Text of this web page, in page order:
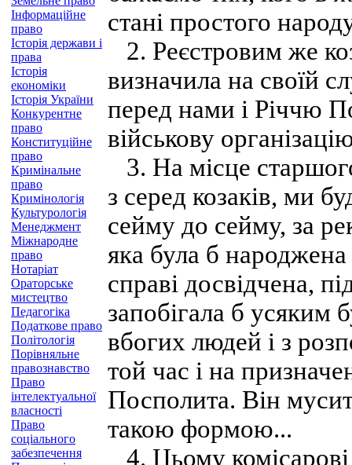
Інформаційне
право
Історія держави і
права
Історія
економіки
Історія України
Конкурентне
право
Конституційне
право
Кримінальне
право
Кримінологія
Культурологія
Менеджмент
Міжнародне
право
Нотаріат
Ораторське
мистецтво
Педагогіка
Податкове право
Політологія
Порівняльне
правознавство
Право
інтелектуальної
власності
Право
соціального
забезпечення
стані простого
2. Реєстровим же
визначила на своїй
перед нами і Річчю
військову
3. На місце
з серед козаків, ми
сейму до сейму, за
яка була б
справі досвідчена,
запобігала б усяким
вбогих людей і з
той час і на
Посполита. Він
такою формою...
4. Цьому